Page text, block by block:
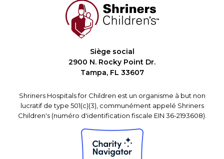
Siège social
2900 N. Rocky Point Dr.
Tampa, FL 33607
Shriners Hospitals for Children est un organisme à but non
lucratif de type 501(c)(3), communément appelé Shriners
Children's (numéro d'identification fiscale EIN 36-2193608).